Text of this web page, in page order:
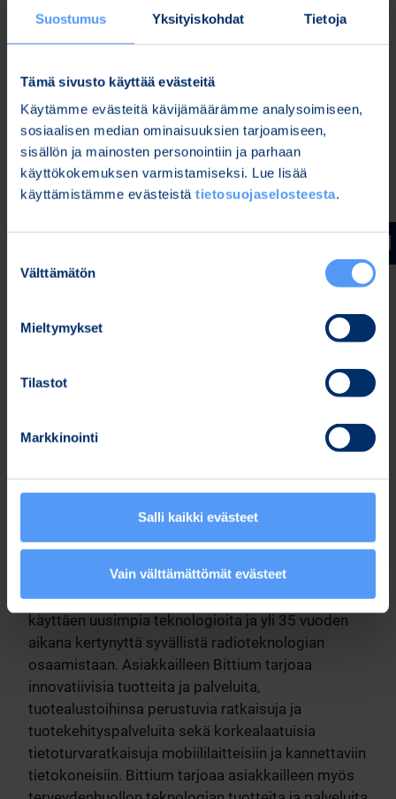
Suostumus Yksityiskohdat Tietoja
Tämä sivusto käyttää evästeitä
Käytämme evästeitä kävijämäärämme analysoimiseen,
sosiaalisen median ominaisuuksien tarjoamiseen,
sisällön ja mainosten personointiin ja parhaan
käyttökokemuksen varmistamiseksi. Lue lisää
käyttämistämme evästeistä tietosuojaselosteesta.
valinta
Välttämätön
Mieltymykset
Tilastot
Markkinointi
Salli kaikki evästeet
Vain välttämättömät evästeet
parantamiseen tähtäävät toimenpiteet tukevat
Bittiumin tavoitetta saavuttaa keskimäärin yli 10
prosentin liikevoittotaso, jotka yhtiö arvioi
saavuttavansa vuonna 2024 (vuoden 2023 tammi-
kesäkuun puolivuosikatsaus 4.8.2023).
Oulussa, 9.10.2023
toimitusjohtaja
Johan Westermarck
Puh. 040 344 3507
Jakelu
Nasdaq Helsinki Oy
Bittium
Bittium on erikoistunut luotettavien ja turvallisten
viestintä- ja liitettävyysratkaisujen kehittämiseen
käyttäen uusimpia teknologioita ja yli 35 vuoden
aikana kertynyttä syvällistä radioteknologian
osaamistaan. Asiakkailleen Bittium tarjoaa
innovatiivisia tuotteita ja palveluita,
tuotealustoihinsa perustuvia ratkaisuja ja
tuotekehityspalveluita sekä korkealaatuisia
tietoturvaratkaisuja mobiililaitteisiin ja kannettaviin
tietokoneisiin. Bittium tarjoaa asiakkailleen myös